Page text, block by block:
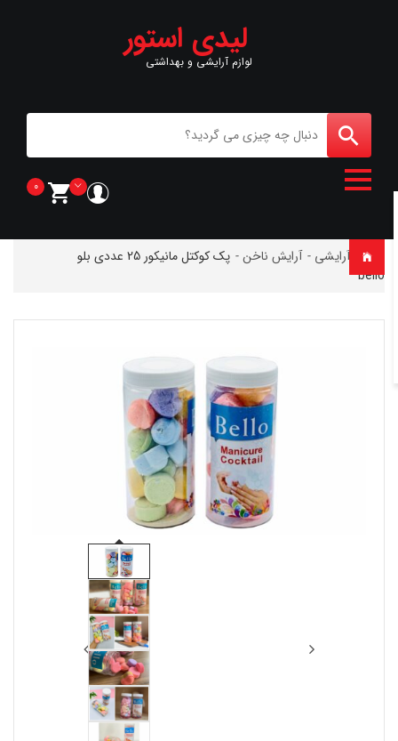
لیدی استور
لوازم آرایشی و بهداشتی
0
خانه آرایشی - آرایش ناخن -
پک کوکتل مانیکور 25 عددی بلو
bello